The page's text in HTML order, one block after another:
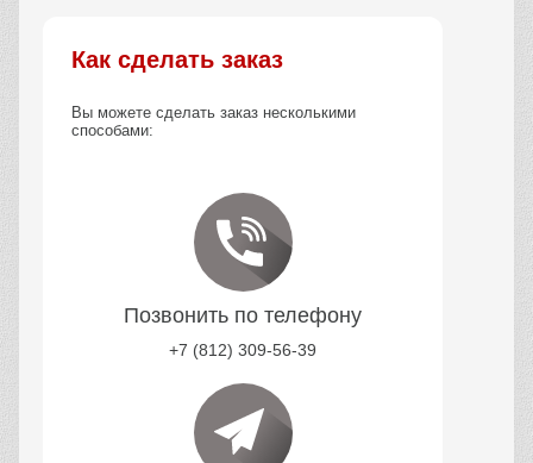
Как сделать заказ
Вы можете сделать заказ несколькими
способами:
Позвонить по телефону
+7 (812) 309-56-39